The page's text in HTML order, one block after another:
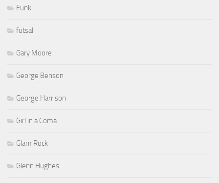
Funk
futsal
Gary Moore
George Benson
George Harrison
Girl in a Coma
Glam Rock
Glenn Hughes